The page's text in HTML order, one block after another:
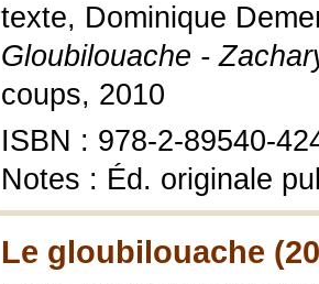
texte, Dominique
Gloubilouache -
coups, 2010
ISBN : 978-2-89540-
Notes : Éd. originale
Le gloubilouache